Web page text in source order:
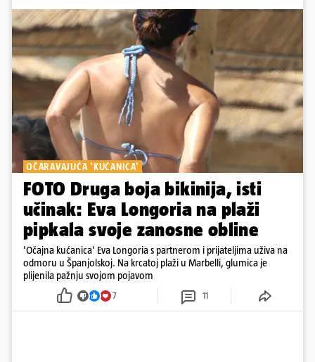
OČARAVAJUĆA 'KUĆANICA'
FOTO Druga boja bikinija, isti
učinak: Eva Longoria na plaži
pipkala svoje zanosne obline
'Očajna kućanica' Eva Longoria s partnerom i prijateljima uživa na
odmoru u Španjolskoj. Na krcatoj plaži u Marbelli, glumica je
plijenila pažnju svojom pojavom
7 11